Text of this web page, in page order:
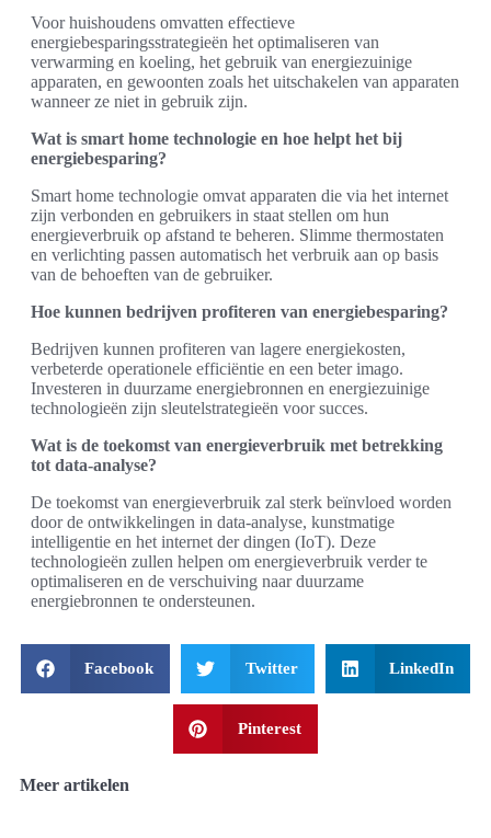
Voor huishoudens omvatten effectieve
energiebesparingsstrategieën het optimaliseren van
verwarming en koeling, het gebruik van energiezuinige
apparaten, en gewoonten zoals het uitschakelen van apparaten
wanneer ze niet in gebruik zijn.
Wat is smart home technologie en hoe helpt het bij
energiebesparing?
Smart home technologie omvat apparaten die via het internet
zijn verbonden en gebruikers in staat stellen om hun
energieverbruik op afstand te beheren. Slimme thermostaten
en verlichting passen automatisch het verbruik aan op basis
van de behoeften van de gebruiker.
Hoe kunnen bedrijven profiteren van energiebesparing?
Bedrijven kunnen profiteren van lagere energiekosten,
verbeterde operationele efficiëntie en een beter imago.
Investeren in duurzame energiebronnen en energiezuinige
technologieën zijn sleutelstrategieën voor succes.
Wat is de toekomst van energieverbruik met betrekking
tot data-analyse?
De toekomst van energieverbruik zal sterk beïnvloed worden
door de ontwikkelingen in data-analyse, kunstmatige
intelligentie en het internet der dingen (IoT). Deze
technologieën zullen helpen om energieverbruik verder te
optimaliseren en de verschuiving naar duurzame
energiebronnen te ondersteunen.
Facebook Twitter LinkedIn
Pinterest
Meer artikelen